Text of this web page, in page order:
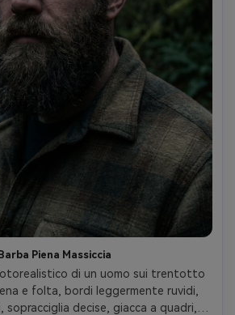
Barba Piena Massiccia
di un uomo sui trentotto
e folta, bordi leggermente ruvidi,
sopracciglia decise, giacca a quadri,